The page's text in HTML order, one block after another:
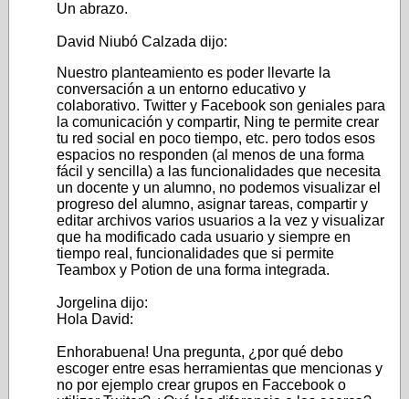
Un abrazo.
David Niubó Calzada dijo:
Nuestro planteamiento es poder llevarte la
conversación a un entorno educativo y
colaborativo. Twitter y Facebook son geniales para
la comunicación y compartir, Ning te permite crear
tu red social en poco tiempo, etc. pero todos esos
espacios no responden (al menos de una forma
fácil y sencilla) a las funcionalidades que necesita
un docente y un alumno, no podemos visualizar el
progreso del alumno, asignar tareas, compartir y
editar archivos varios usuarios a la vez y visualizar
que ha modificado cada usuario y siempre en
tiempo real, funcionalidades que si permite
Teambox y Potion de una forma integrada.
Jorgelina dijo:
Hola David:
Enhorabuena! Una pregunta, ¿por qué debo
escoger entre esas herramientas que mencionas y
no por ejemplo crear grupos en Faccebook o